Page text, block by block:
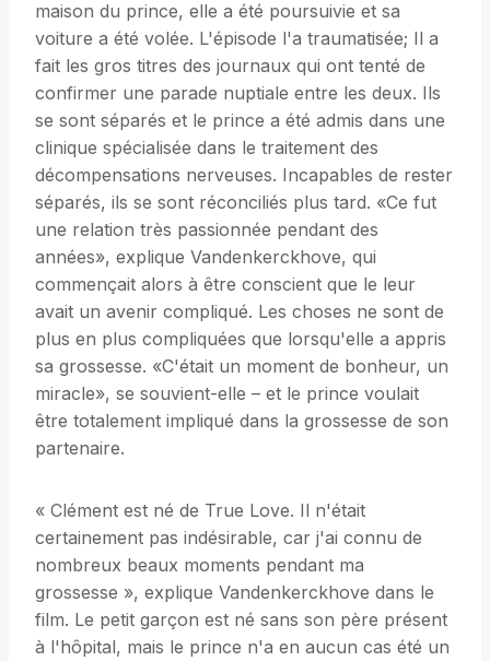
maison du prince, elle a été poursuivie et sa
voiture a été volée. L'épisode l'a traumatisée; Il a
fait les gros titres des journaux qui ont tenté de
confirmer une parade nuptiale entre les deux. Ils
se sont séparés et le prince a été admis dans une
clinique spécialisée dans le traitement des
décompensations nerveuses. Incapables de rester
séparés, ils se sont réconciliés plus tard. «Ce fut
une relation très passionnée pendant des
années», explique Vandenkerckhove, qui
commençait alors à être conscient que le leur
avait un avenir compliqué. Les choses ne sont de
plus en plus compliquées que lorsqu'elle a appris
sa grossesse. «C'était un moment de bonheur, un
miracle», se souvient-elle – et le prince voulait
être totalement impliqué dans la grossesse de son
partenaire.
« Clément est né de True Love. Il n'était
certainement pas indésirable, car j'ai connu de
nombreux beaux moments pendant ma
grossesse », explique Vandenkerckhove dans le
film. Le petit garçon est né sans son père présent
à l'hôpital, mais le prince n'a en aucun cas été un